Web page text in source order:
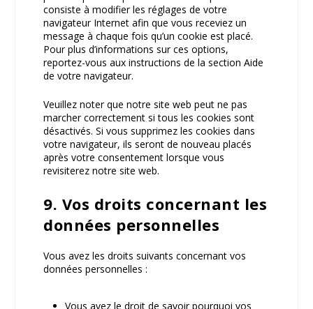
consiste à modifier les réglages de votre
navigateur Internet afin que vous receviez un
message à chaque fois qu’un cookie est placé.
Pour plus d’informations sur ces options,
reportez-vous aux instructions de la section Aide
de votre navigateur.
Veuillez noter que notre site web peut ne pas
marcher correctement si tous les cookies sont
désactivés. Si vous supprimez les cookies dans
votre navigateur, ils seront de nouveau placés
après votre consentement lorsque vous
revisiterez notre site web.
9. Vos droits concernant les
données personnelles
Vous avez les droits suivants concernant vos
données personnelles :
Vous avez le droit de savoir pourquoi vos